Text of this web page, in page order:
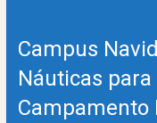
Campus
Náuticas
Campamento